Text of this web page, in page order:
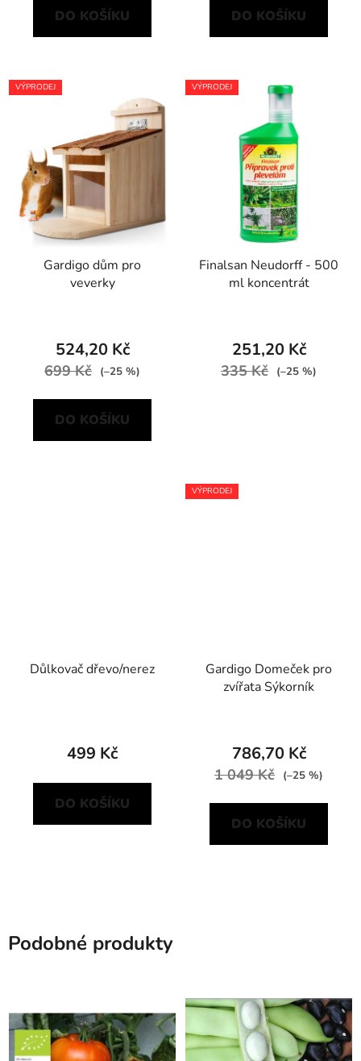
DO KOŠÍKU DO KOŠÍKU
VÝPRODEJ
Gardigo dům pro
veverky
524,20 Kč
699 Kč (–25 %)
DO KOŠÍKU
VÝPRODEJ
Finalsan Neudorff - 500
ml koncentrát
251,20 Kč
335 Kč (–25 %)
Důlkovač dřevo/nerez
499 Kč
DO KOŠÍKU
VÝPRODEJ
Gardigo Domeček pro
zvířata Sýkorník
786,70 Kč
1 049 Kč (–25 %)
DO KOŠÍKU
Podobné produkty